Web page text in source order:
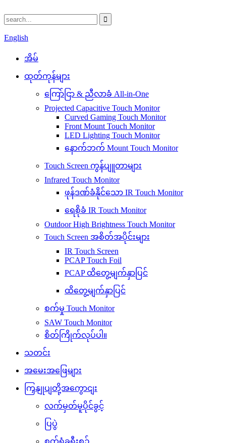
English
အိမ်
ထုတ်ကုန်များ
ကြော်ငြာ & ညီလာခံ All-in-One
Projected Capacitive Touch Monitor
Curved Gaming Touch Monitor
Front Mount Touch Monitor
LED Lighting Touch Monitor
နောက်ဘက် Mount Touch Monitor
Touch Screen ကွန်ပျူတာများ
Infrared Touch Monitor
ဖုန်ဒဏ်ခံနိုင်သော IR Touch Monitor
ရေစိုခံ IR Touch Monitor
Outdoor High Brightness Touch Monitor
Touch Screen အစိတ်အပိုင်းများ
IR Touch Screen
PCAP Touch Foil
PCAP ထိတွေ့မျက်နှာပြင်
ထိတွေ့မျက်နှာပြင်
စက်မှု Touch Monitor
SAW Touch Monitor
စိတ်ကြိုက်လုပ်ပါ။
သတင်း
အမေးအဖြေများ
ကြှနျုပျတို့အကွောငျး
လက်မှတ်မူပိုင်ခွင့်
ပြပွဲ
စက်ရုံခရီးစဉ်